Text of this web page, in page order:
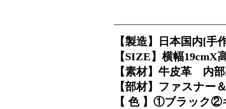
【製造】日本国内[手
【SIZE】横幅19cmX
【素材】牛皮革 内
【部材】ファスナー
【 色 】①ブラック